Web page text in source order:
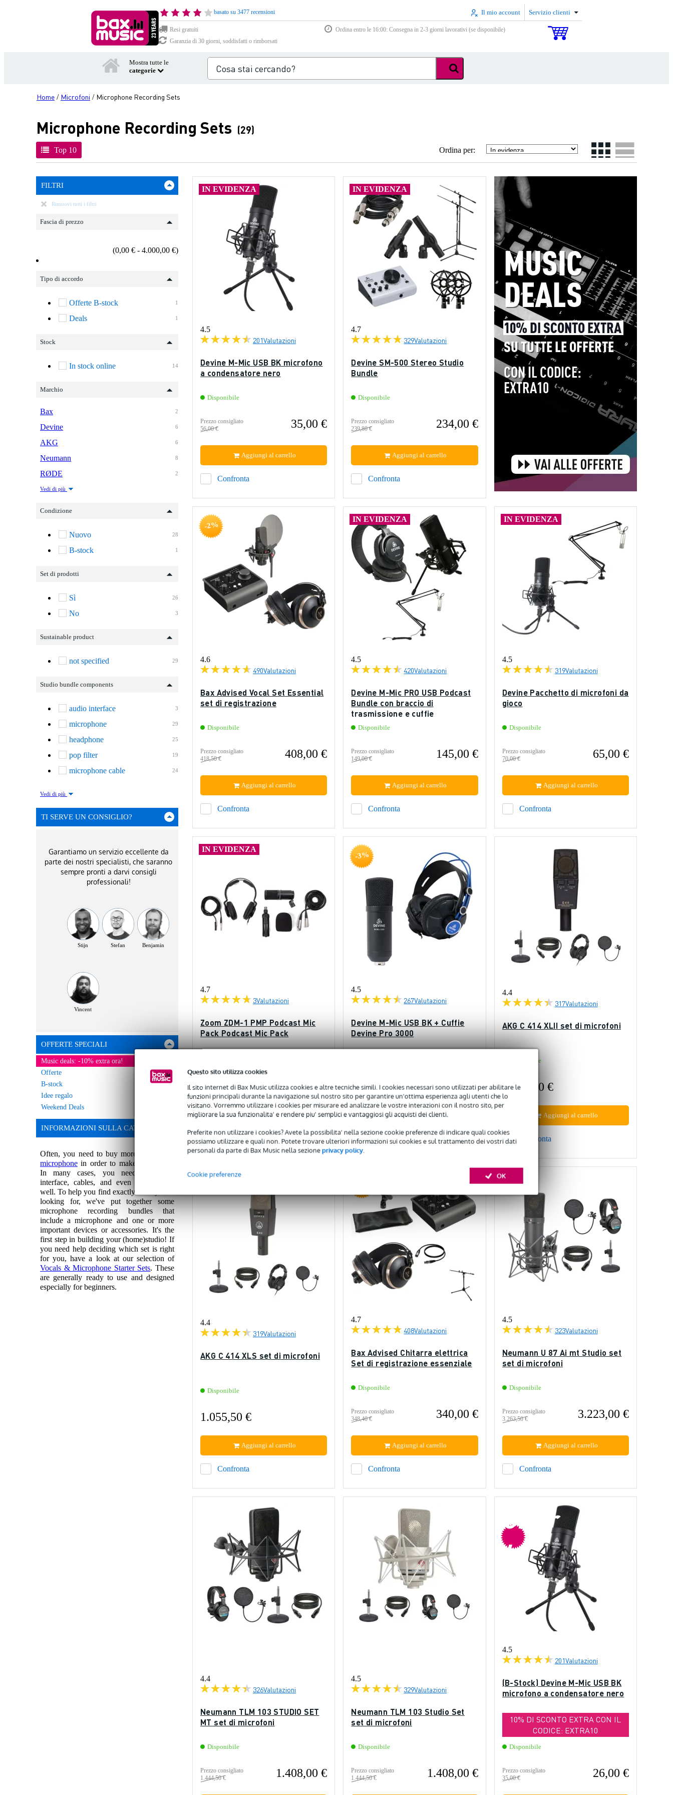
Questo sito utilizza cookies
Il sito internet di Bax Music utilizza cookies e altre tecniche simili. I cookies necessari sono utilizzati per abilitare le
funzioni principali durante la navigazione sul nostro sito per garantire un'ottima esperienza agli utenti che lo
visitano. Vorremmo utilizzare i cookies per misurare ed analizzare le vostre interazioni con il nostro sito, per
migliorare la sua funzionalita' e rendere piu' semplici e vantaggiosi gli acquisti dei clienti.
Preferite non utilizzare i cookies? Avete la possibilita' nella sezione cookie preferenze di indicare quali cookies
possiamo utilizzare e quali non. Potete trovare ulteriori informazioni sui cookies e sul trattamento dei vostri dati
personali da parte di Bax Music nella sezioneprivacy policy.
OK
Cookie preferenze
basato su 3477 recensioni Il mio account Servizio clienti
Resi gratuiti
Ordina entro le 16:00: Consegna in 2-3 giorni lavorativi (se disponibile)
Garanzia di 30 giorni, soddisfatti o rimborsati
Mostra tutte le
categorie
Home / Microfoni / Microphone Recording Sets
Microphone Recording Sets (29)
Top 10 Ordina per:
FILTRI
Rimuovi tutti i filtri
Fascia di prezzo
(0,00 € - 4.000,00 €)
Tipo di accordo
1
Offerte B-stock
1
Deals
Stock
14
In stock online
Marchio
2
Bax
6
Devine
6
AKG
8
Neumann
2
RØDE
Vedi di più
Condizione
28
Nuovo
1
B-stock
Set di prodotti
26
Sì
3
No
Sustainable product
29
not specified
Studio bundle components
3
audio interface
29
microphone
25
headphone
19
pop filter
24
microphone cable
Vedi di più
TI SERVE UN CONSIGLIO?
Garantiamo un servizio eccellente da
parte dei nostri specialisti, che saranno
sempre pronti a darvi consigli
professionali!
Stijn Stefan Benjamin
Vincent
OFFERTE SPECIALI
Music deals: -10% extra ora!
Offerte
B-stock
Idee regalo
Weekend Deals
INFORMAZIONI SULLA CATEGORIA
Often, you need to buy more than just a
microphone in order to make recordings.
In many cases, you need an audio
interface, cables, and even software as
well. To help you find exactly what you're
looking for, we've put together some
microphone recording bundles that
include a microphone and one or more
important devices or accessories. It's the
first step in building your (home)studio! If
you need help deciding which set is right
for you, have a look at our selection of
Vocals & Microphone Starter Sets. These
are generally ready to use and designed
especially for beginners.
IN EVIDENZA
4.5
201Valutazioni
Devine M-Mic USB BK microfono
a condensatore nero
Disponibile
Prezzo consigliato
56,00 €
35,00 €
Confronta
Aggiungi al carrello
IN EVIDENZA
4.7
329Valutazioni
Devine SM-500 Stereo Studio
Bundle
Disponibile
Prezzo consigliato
239,80 €
234,00 €
Confronta
Aggiungi al carrello
-2%
4.6
490Valutazioni
Bax Advised Vocal Set Essential
set di registrazione
Disponibile
Prezzo consigliato
418,50 €
408,00 €
Confronta
Aggiungi al carrello
IN EVIDENZA
4.5
420Valutazioni
Devine M-Mic PRO USB Podcast
Bundle con braccio di
trasmissione e cuffie
Disponibile
Prezzo consigliato
149,00 €
145,00 €
Confronta
Aggiungi al carrello
IN EVIDENZA
4.5
319Valutazioni
Devine Pacchetto di microfoni da
gioco
Disponibile
Prezzo consigliato
70,00 €
65,00 €
Confronta
Aggiungi al carrello
IN EVIDENZA
4.7
3Valutazioni
Zoom ZDM-1 PMP Podcast Mic
Pack Podcast Mic Pack
115,00 €
98,00 €
Confronta
Aggiungi al carrello
-3%
4.5
267Valutazioni
Devine M-Mic USB BK + Cuffie
Devine Pro 3000
70,00 €
68,00 €
Confronta
Aggiungi al carrello
4.4
317Valutazioni
AKG C 414 XLII set di microfoni
Disponibile
1.069,50 €
Confronta
Aggiungi al carrello
4.4
319Valutazioni
AKG C 414 XLS set di microfoni
Disponibile
1.055,50 €
Confronta
Aggiungi al carrello
4.7
408Valutazioni
Bax Advised Chitarra elettrica
Set di registrazione essenziale
Disponibile
Prezzo consigliato
348,40 €
340,00 €
Confronta
Aggiungi al carrello
4.5
323Valutazioni
Neumann U 87 Ai mt Studio set
set di microfoni
Disponibile
Prezzo consigliato
3.263,50 €
3.223,00 €
Confronta
Aggiungi al carrello
4.4
326Valutazioni
Neumann TLM 103 STUDIO SET
MT set di microfoni
Disponibile
Prezzo consigliato
1.444,50 €
1.408,00 €
4.5
329Valutazioni
Neumann TLM 103 Studio Set
set di microfoni
Disponibile
Prezzo consigliato
1.444,50 €
1.408,00 €
offer
ta
4.5
201Valutazioni
(B-Stock) Devine M-Mic USB BK
microfono a condensatore nero
10% DI SCONTO EXTRA CON IL
CODICE: EXTRA10
Disponibile
Prezzo consigliato
35,00 €
26,00 €